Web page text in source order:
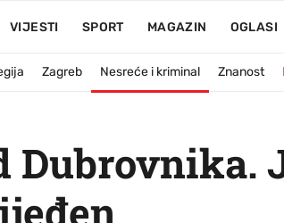
VIJESTI SPORT MAGAZIN OGLASI
Zagreb Nesreće i kriminal Znanost
Dubrovnika.